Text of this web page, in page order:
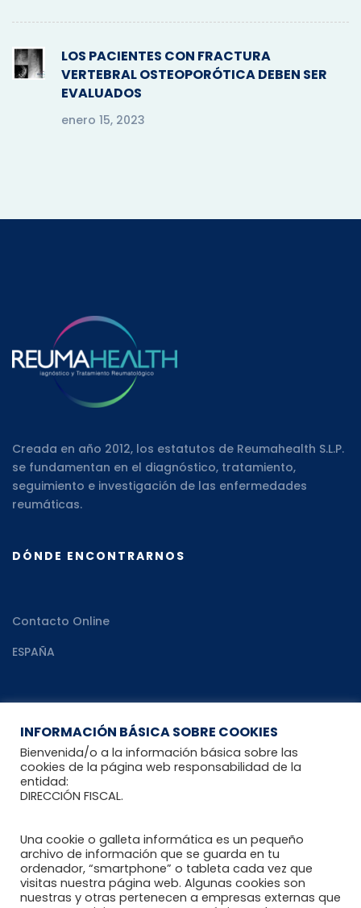
LOS PACIENTES CON FRACTURA
VERTEBRAL OSTEOPORÓTICA DEBEN SER
EVALUADOS
enero 15, 2023
Creada en año 2012, los estatutos de Reumahealth S.L.P.
se fundamentan en el diagnóstico, tratamiento,
seguimiento e investigación de las enfermedades
reumáticas.
DÓNDE ENCONTRARNOS
Contacto Online
ESPAÑA
Recomendaciones al paciente reumático
Enlaces de interés
INFORMACIÓN BÁSICA SOBRE COOKIES
Bienvenida/o a la información básica sobre las
cookies de la página web responsabilidad de la
entidad:
DIRECCIÓN FISCAL.
Una cookie o galleta informática es un pequeño
archivo de información que se guarda en tu
ordenador, “smartphone” o tableta cada vez que
visitas nuestra página web. Algunas cookies son
nuestras y otras pertenecen a empresas externas que